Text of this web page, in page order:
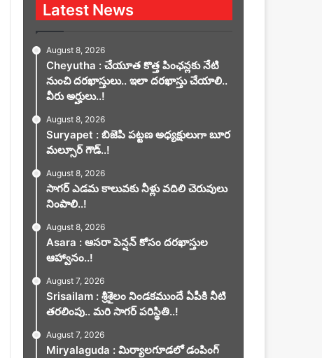
Latest News
August 8, 2026
Cheyutha : చేయూత కొత్త పింఛన్లకు నేటి
నుంచి దరఖాస్తులు.. ఇలా దరఖాస్తు చేయాలి..
వీరు అర్హులు..!
August 8, 2026
Suryapet : బిజెపి పట్టణ అధ్యక్షులుగా బూర
మల్సూర్ గౌడ్..!
August 8, 2026
సాగర్ ఎడమ కాలువకు నీళ్లు వదిలి చెరువులు
నింపాలి..!
August 8, 2026
Asara : ఆసరా పెన్షన్ కోసం దరఖాస్తుల
ఆహ్వానం..!
August 7, 2026
Srisailam : శ్రీశైలం నిండకముందే ఏపీకి నీటి
తరలింపు.. మరి సాగర్ పరిస్థితి..!
August 7, 2026
Miryalaguda : మిర్యాలగూడలో డంపింగ్